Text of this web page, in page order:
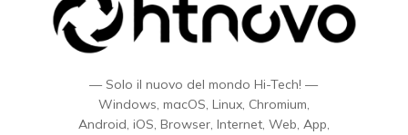
— Solo il nuovo del mondo Hi-Tech! —
Windows, macOS, Linux, Chromium,
Android, iOS, Browser, Internet, Web, App,